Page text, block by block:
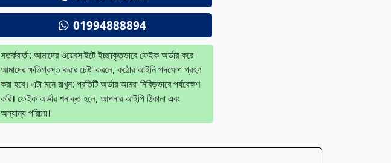
01994888894
সতর্কবার্তা: আমাদের ওয়েবসাইটে ইচ্ছাকৃতভাবে ফেইক অর্ডার করে
আমাদের ক্ষতিগ্রস্ত করার চেষ্টা করলে, কঠোর আইনি পদক্ষেপ গ্রহণ
করা হবে। এটা মনে রাখুন: প্রতিটি অর্ডার আমরা নিবিড়ভাবে পর্যবেক্ষণ
করি। ফেইক অর্ডার শনাক্ত হলে, আপনার আইপি ঠিকানা এবং
অন্যান্য পরিচয়।